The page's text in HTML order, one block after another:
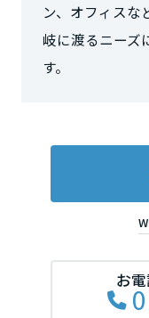
ン、オフィスな
岐に渡るニーズ
す。
お
静岡県
三重県
近畿エリア